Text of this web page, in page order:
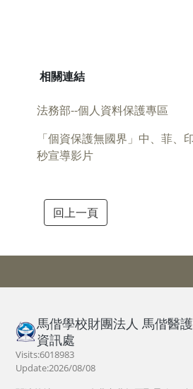
相關連結
法務部--個人資料保護專區
「個資保護無國界」中、菲、
秒宣導影片
回上一頁
馬偕學校財團法人 馬偕醫
資訊處
Visits:6018983
Update:2026/08/08